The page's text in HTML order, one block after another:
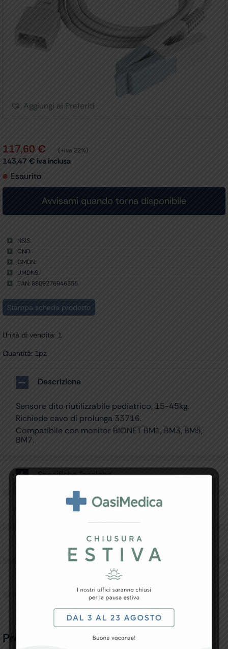
Aggiungi ai Preferiti
117,60 € (+iva 22%)
143,47 € iva inclusa
Esaurito
NSIS:
CND:
GMDN:
UMDNS:
EAN: 8809276946355
Stampa scheda prodotto
Unità di vendita: 1
Quantità: 1pz.
Descrizione
Sensore dito riutilizzabile pediatrico, 15-45kg.
Richiede cavo di prolunga 33716.
Compatibile con monitor BIONET BM1, BM3, BM5,
BM7.
Specifiche Tecniche
Resi e Garanzia
Prodotti Correlati